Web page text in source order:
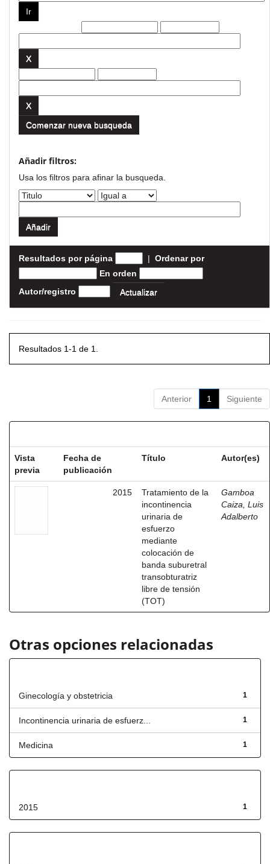
Comenzar nueva busqueda
Añadir filtros:
Usa los filtros para afinar la busqueda.
Resultados por página | Ordenar por
En orden
Autor/registro
Resultados 1-1 de 1.
Anterior 1 Siguiente
Vista
previa
Fecha de
publicación
Título Autor(es)
2015
Tratamiento de la
incontinencia
urinaria de
esfuerzo
mediante
colocación de
banda suburetral
transobturatriz
libre de tensión
(TOT)
Gamboa
Caiza, Luis
Adalberto
Otras opciones relacionadas
1
Ginecología y obstetricia
1
Incontinencia urinaria de esfuerz...
1
Medicina
1
2015